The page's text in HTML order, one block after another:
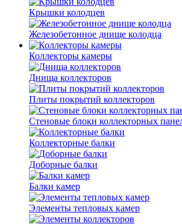
Крышки колодцев
Железобетонное днище колодца
Коллекторы камеры
Днища коллекторов
Плиты покрытий коллекторов
Стеновые блоки коллекторных
Коллекторные балки
Доборные балки
Балки камер
Элементы тепловых камер